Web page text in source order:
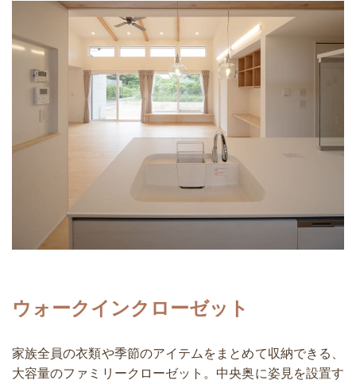
ウォークインクローゼット
家族全員の衣類や季節のアイテムをまとめて収納できる、
大容量のファミリークローゼット。中央奥に姿見を設置す